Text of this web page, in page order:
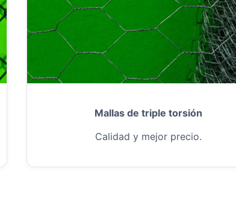
Mallas de triple torsión
Calidad y mejor precio.